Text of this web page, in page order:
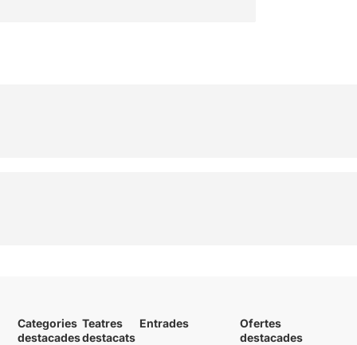
Categories
destacades
Teatres
destacats
Entrades
Ofertes
destacades